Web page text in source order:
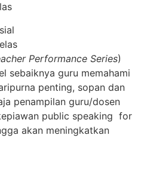
Performance Series)
sebaiknya guru memahami
penting, sopan dan
penampilan guru/dosen
public speaking for
akan meningkatkan